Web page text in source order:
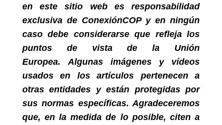
en este sitio web es responsabilidad
exclusiva de ConexiónCOP y en ningún
caso debe considerarse que refleja los
puntos de vista de la Unión
Europea.
Algunas imágenes y vídeos
usados en los artículos pertenecen a
otras entidades y están protegidas por
sus normas específicas. Agradeceremos
que, en la medida de lo posible, citen a